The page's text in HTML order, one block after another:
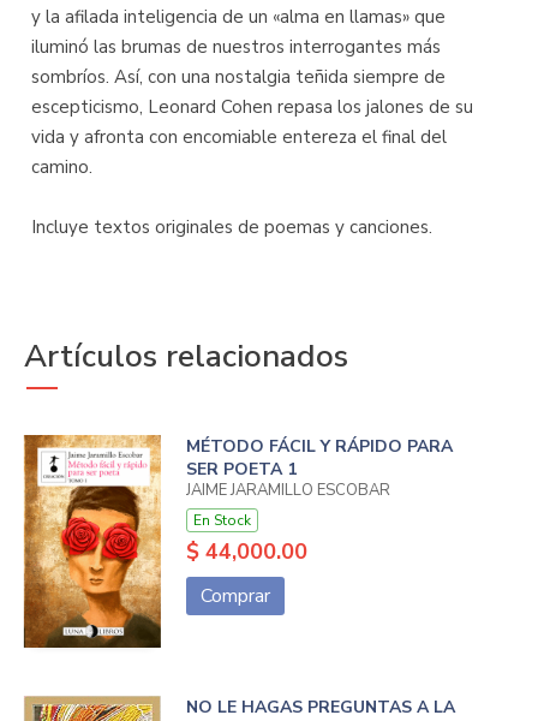
y la afilada inteligencia de un «alma en llamas» que
iluminó las brumas de nuestros interrogantes más
sombríos. Así, con una nostalgia teñida siempre de
escepticismo, Leonard Cohen repasa los jalones de su
vida y afronta con encomiable entereza el final del
camino.
Incluye textos originales de poemas y canciones.
Artículos relacionados
MÉTODO FÁCIL Y RÁPIDO PARA
SER POETA 1
JAIME JARAMILLO ESCOBAR
En Stock
$ 44,000.00
Comprar
NO LE HAGAS PREGUNTAS A LA